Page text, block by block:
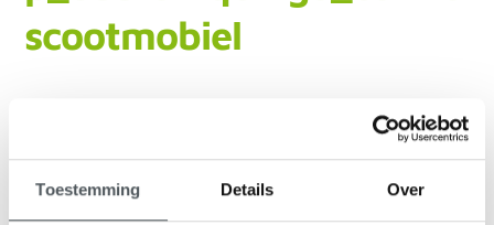
Toestemming Details Over
scootmobiel